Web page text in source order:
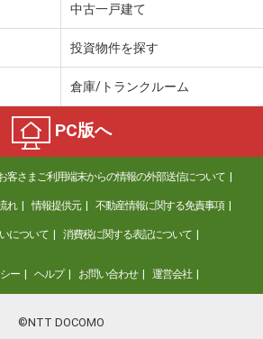
中古一戸建て
投資物件を探す
倉庫/トランクルーム
PC版へ
客さまご利用端末からの情報の外部送信について
れ 情報提供元 不動産情報に関する免責事項
について 消費税に関する表記について
ー ヘルプ お問い合わせ 運営会社
©NTT DOCOMO